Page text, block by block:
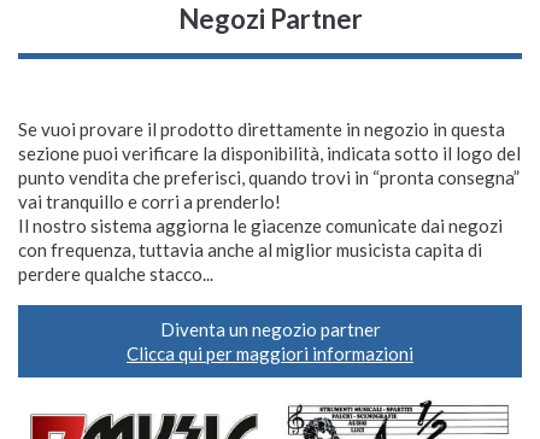
Negozi Partner
Se vuoi provare il prodotto direttamente in negozio in questa
sezione puoi verificare la disponibilità, indicata sotto il logo del
punto vendita che preferisci, quando trovi in “pronta consegna”
vai tranquillo e corri a prenderlo!
Il nostro sistema aggiorna le giacenze comunicate dai negozi
con frequenza, tuttavia anche al miglior musicista capita di
perdere qualche stacco...
Diventa un negozio partner
Clicca qui per maggiori informazioni